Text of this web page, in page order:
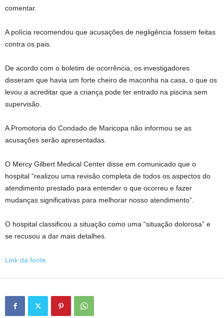
comentar.
A polícia recomendou que acusações de negligência fossem feitas
contra os pais.
De acordo com o boletim de ocorrência, os investigadores
disseram que havia um forte cheiro de maconha na casa, o que os
levou a acreditar que a criança pode ter entrado na piscina sem
supervisão.
A Promotoria do Condado de Maricopa não informou se as
acusações serão apresentadas.
O Mercy Gilbert Medical Center disse em comunicado que o
hospital “realizou uma revisão completa de todos os aspectos do
atendimento prestado para entender o que ocorreu e fazer
mudanças significativas para melhorar nosso atendimento”.
O hospital classificou a situação como uma “situação dolorosa” e
se recusou a dar mais detalhes.
Link da fonte